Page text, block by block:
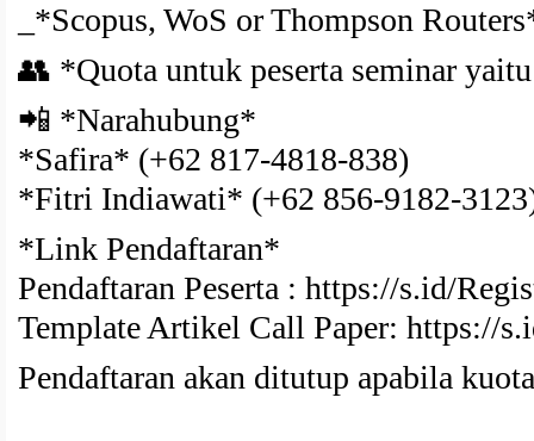
_*Scopus, WoS or Thompson
👥 *Quota untuk peserta seminar
📲 *Narahubung*
*Safira* (+62 817-4818-838)
*Fitri Indiawati* (+62 856-9182-
*Link Pendaftaran*
Pendaftaran Peserta : https://s.id/
Template Artikel Call Paper: https://
Pendaftaran akan ditutup apabila